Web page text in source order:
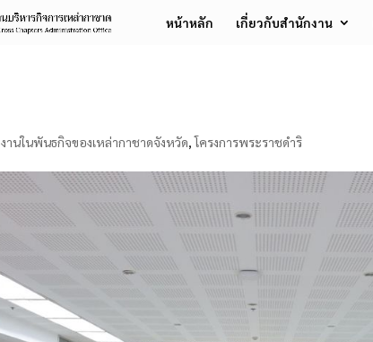
หน้าหลัก เกี่ยวกับสำนักงาน
งานในพันธกิจของเหล่ากาชาดจังหวัด,โครงการพระราชดำริ